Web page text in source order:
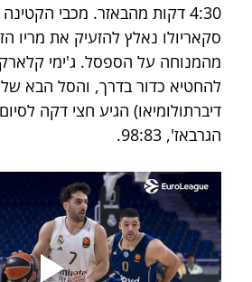
סקאריולו נאלץ להזעיק את מריו
מהמנוחה על הספסל. ג'ימי
להחטיא כדור בדרך, והסל הבא של
דיברתולומיאו) הגיע חצי דקה
הגרבאז', 98:83.